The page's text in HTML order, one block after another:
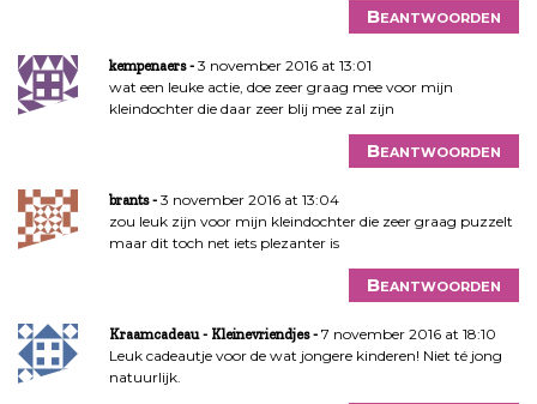
Beantwoorden
kempenaers
3 november 2016 at 13:01
wat een leuke actie, doe zeer graag mee voor mijn
kleindochter die daar zeer blij mee zal zijn
Beantwoorden
brants
3 november 2016 at 13:04
zou leuk zijn voor mijn kleindochter die zeer graag puzzelt
maar dit toch net iets plezanter is
Beantwoorden
Kraamcadeau - Kleinevriendjes
7 november 2016 at 18:10
Leuk cadeautje voor de wat jongere kinderen! Niet té jong
natuurlijk.